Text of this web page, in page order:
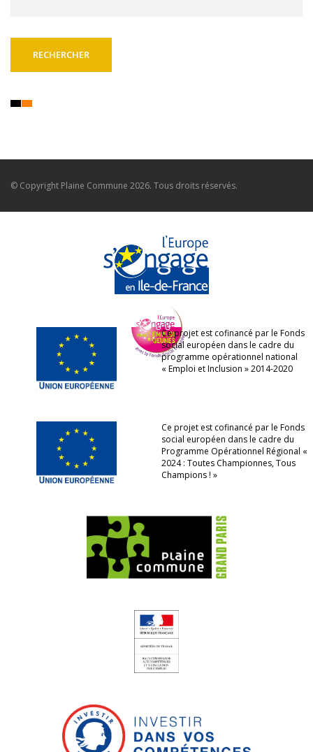
© Copyright Plaine Commune 2026. Tous droits réservés.
Ce projet est cofinancé par le Fonds
social européen dans le cadre du
programme opérationnel national
« Emploi et Inclusion » 2014-2020
Ce projet est cofinancé par le Fonds
social européen dans le cadre du
Programme Opérationnel Régional «
2024 : Toutes Championnes, Tous
Champions ! »